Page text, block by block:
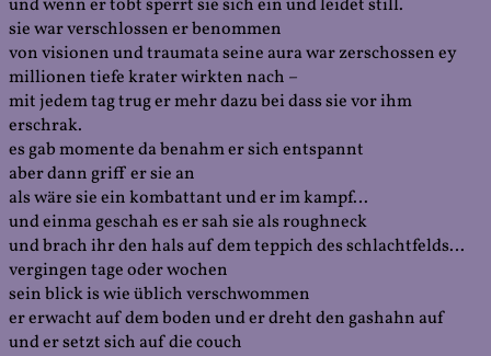
und wenn er tobt sperrt sie sich ein und leidet still.
sie war verschlossen er benommen
von visionen und traumata seine aura war zerschossen ey
millionen tiefe krater wirkten nach –
mit jedem tag trug er mehr dazu bei dass sie vor ihm
erschrak.
es gab momente da benahm er sich entspannt
aber dann griff er sie an
als wäre sie ein kombattant und er im kampf…
und einma geschah es er sah sie als roughneck
und brach ihr den hals auf dem teppich des schlachtfelds…
vergingen tage oder wochen
sein blick is wie üblich verschwommen
er erwacht auf dem boden und er dreht den gashahn auf
und er setzt sich auf die couch